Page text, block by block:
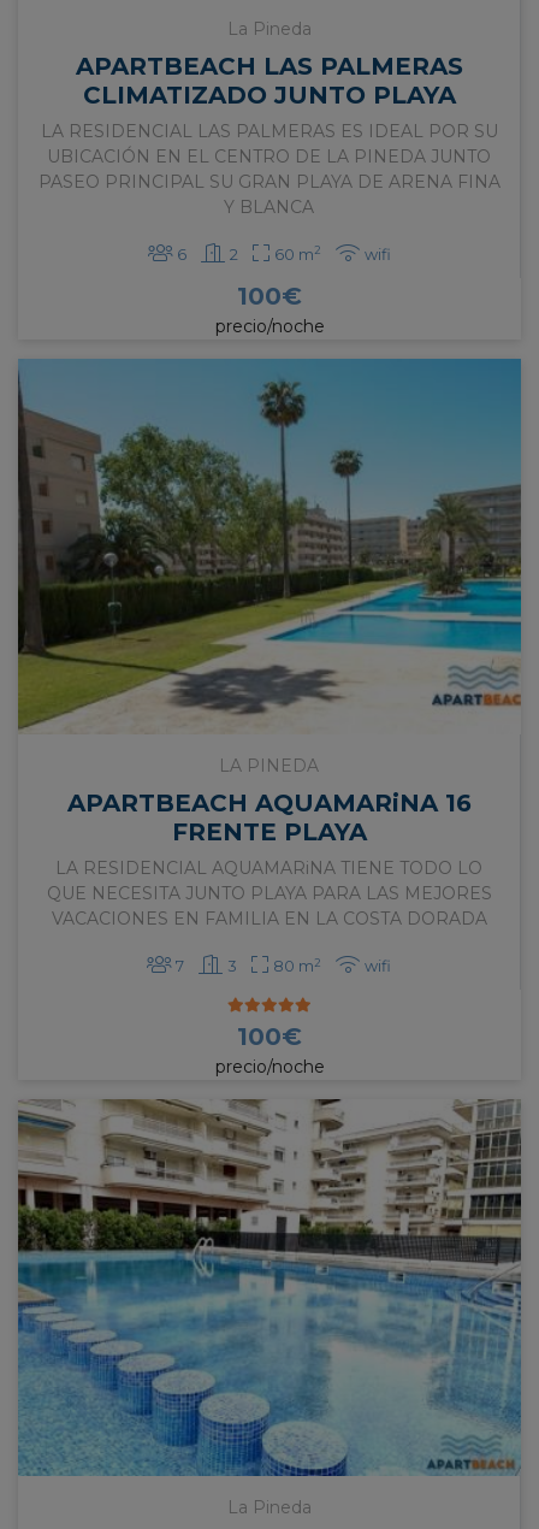
La Pineda
APARTBEACH LAS PALMERAS
CLIMATIZADO JUNTO PLAYA
LA RESIDENCIAL LAS PALMERAS ES IDEAL POR SU
UBICACIÓN EN EL CENTRO DE LA PINEDA JUNTO
PASEO PRINCIPAL SU GRAN PLAYA DE ARENA FINA
Y BLANCA
6 2 60 m2 wifi
100€
precio/noche
LA PINEDA
APARTBEACH AQUAMARiNA 16
FRENTE PLAYA
LA RESIDENCIAL AQUAMARiNA TIENE TODO LO
QUE NECESITA JUNTO PLAYA PARA LAS MEJORES
VACACIONES EN FAMILIA EN LA COSTA DORADA
7 3 80 m2 wifi
100€
precio/noche
La Pineda